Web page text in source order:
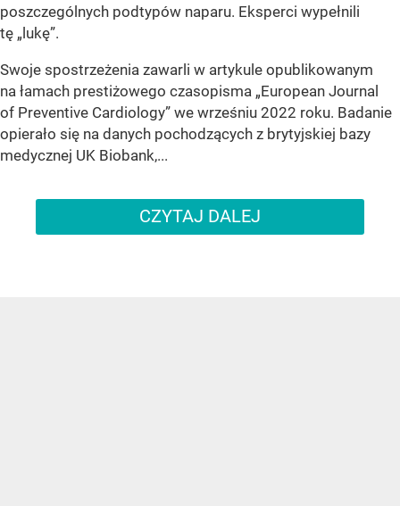
poszczególnych podtypów naparu. Eksperci wypełnili
tę „lukę”.
Swoje spostrzeżenia zawarli w artykule opublikowanym
na łamach prestiżowego czasopisma „European Journal
of Preventive Cardiology” we wrześniu 2022 roku. Badanie
opierało się na danych pochodzących z brytyjskiej bazy
medycznej UK Biobank,...
CZYTAJ DALEJ